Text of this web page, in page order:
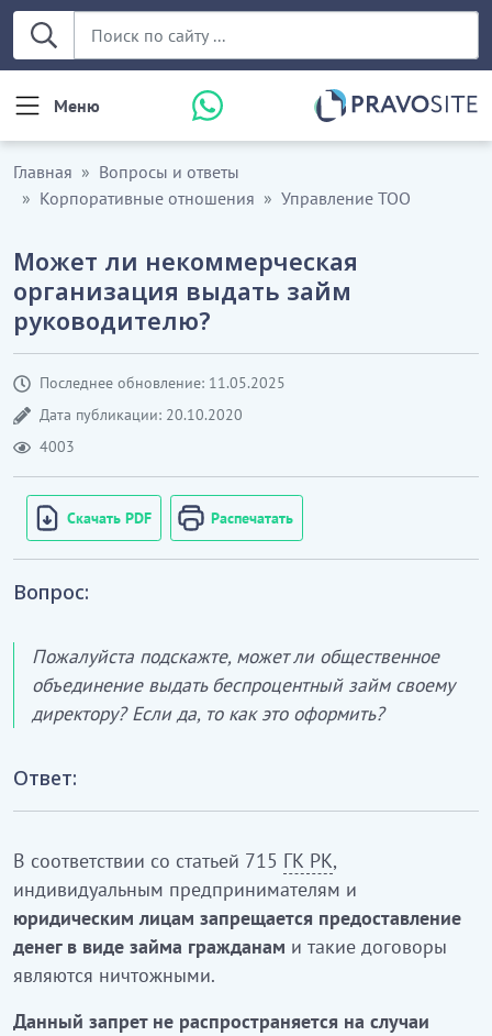
Меню
Главная
Вопросы и ответы
Корпоративные отношения
Управление ТОО
Может ли некоммерческая
организация выдать займ
руководителю?
Последнее обновление: 11.05.2025
Дата публикации: 20.10.2020
4003
Скачать PDF Распечатать
Вопрос:
Пожалуйста подскажте, может ли общественное
объединение выдать беспроцентный займ своему
директору? Если да, то как это оформить?
Ответ:
В соответствии со статьей 715 ГК РК,
индивидуальным предпринимателям и
юридическим лицам запрещается предоставление
денег в виде займа гражданам и такие договоры
являются ничтожными.
Данный запрет не распространяется на случаи